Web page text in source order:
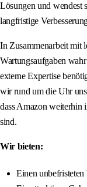
Lösungen und wendest
langfristige
In Zusammenarbeit mit
Wartungsaufgaben
externe Expertise
wir rund um die Uhr
dass Amazon weiterhin
sind.
Wir bieten:
Einen